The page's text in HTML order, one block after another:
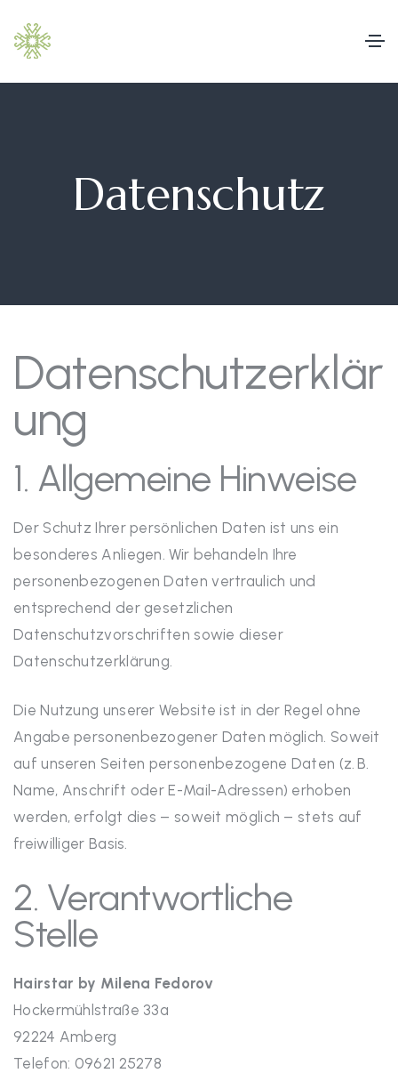
Datenschutz
Datenschutzerklär
ung
1. Allgemeine Hinweise
Der Schutz Ihrer persönlichen Daten ist uns ein
besonderes Anliegen. Wir behandeln Ihre
personenbezogenen Daten vertraulich und
entsprechend der gesetzlichen
Datenschutzvorschriften sowie dieser
Datenschutzerklärung.
Die Nutzung unserer Website ist in der Regel ohne
Angabe personenbezogener Daten möglich. Soweit
auf unseren Seiten personenbezogene Daten (z. B.
Name, Anschrift oder E-Mail-Adressen) erhoben
werden, erfolgt dies – soweit möglich – stets auf
freiwilliger Basis.
2. Verantwortliche
Stelle
Hairstar by Milena Fedorov
Hockermühlstraße 33a
92224 Amberg
Telefon: 09621 25278